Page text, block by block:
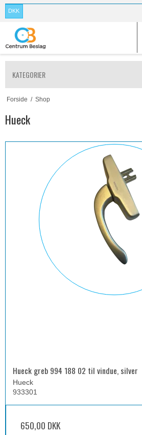
DKK
KATEGORIER
Forside / Shop
Hueck
Hueck greb 994 188 02 til vindue, silver
Hueck
933301
650,00 DKK